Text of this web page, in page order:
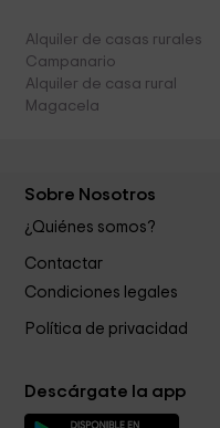
Alquiler de casas rurales
Campanario
Alquiler de casa rural
Magacela
Sobre Nosotros
¿Quiénes somos?
Contactar
Condiciones legales
Política de privacidad
Descárgate la app